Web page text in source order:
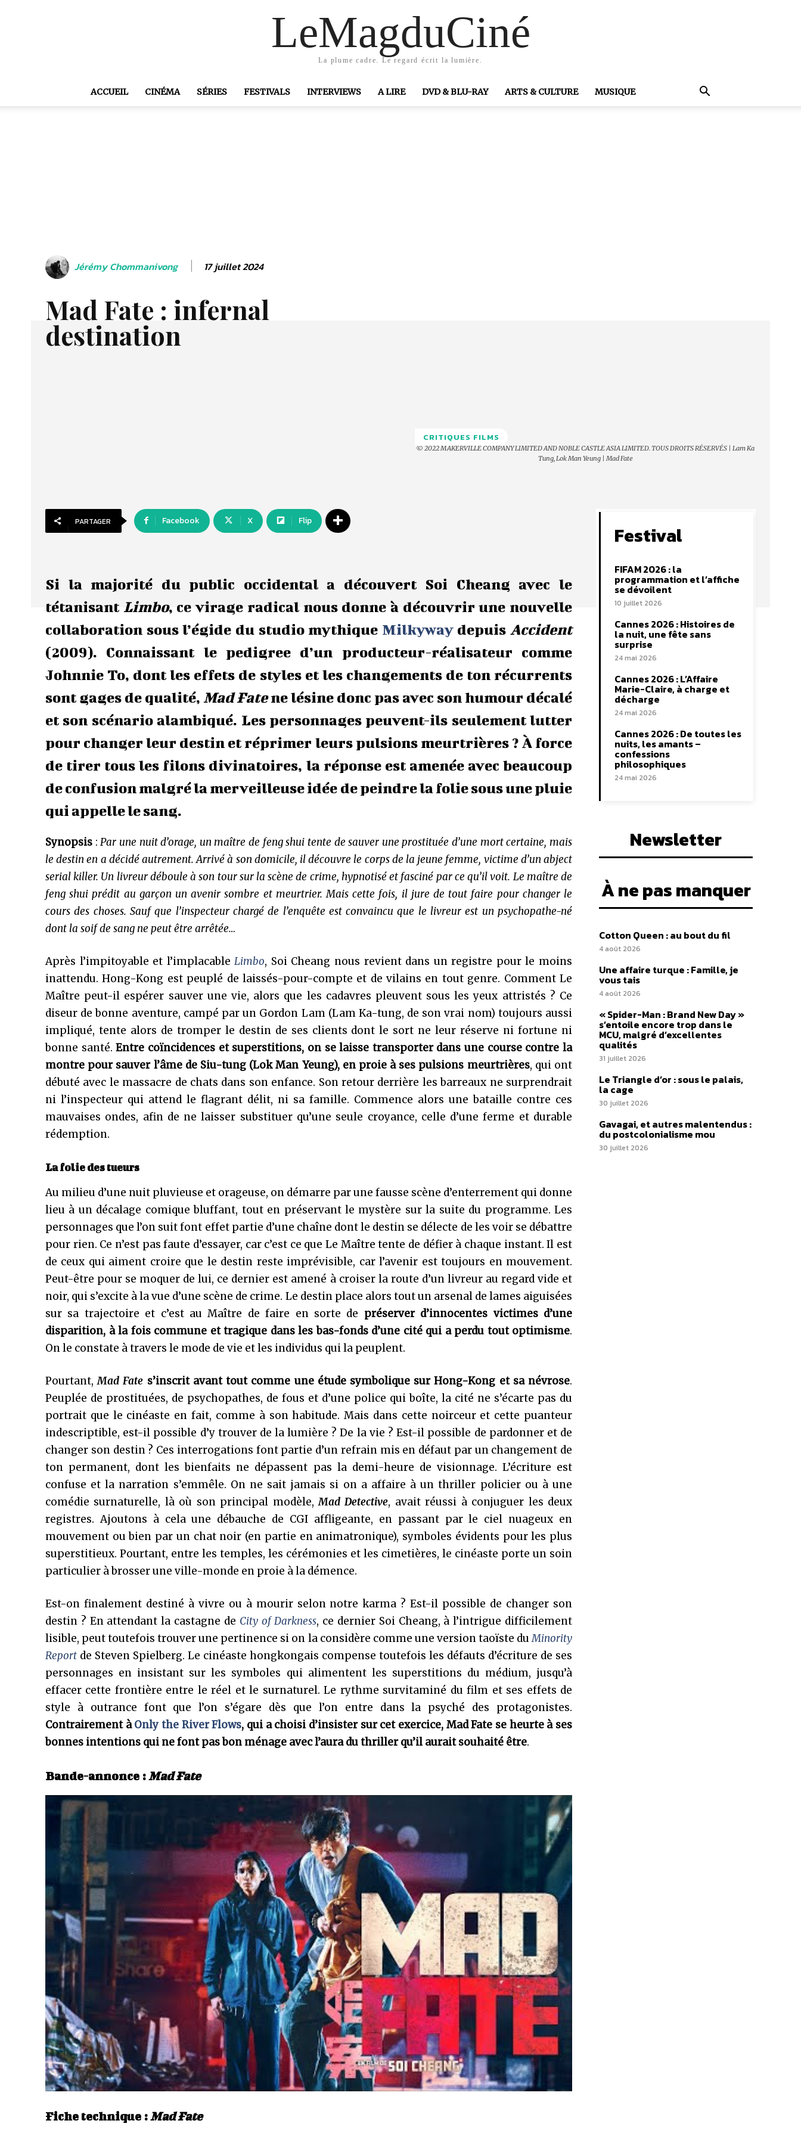
LeMagduCiné
La plume cadre. Le regard écrit la lumière.
ACCUEIL CINÉMA SÉRIES FESTIVALS INTERVIEWS A LIRE DVD & BLU-RAY ARTS & CULTURE MUSIQUE
Jérémy Chommanivong 17 juillet 2024
Mad Fate : infernal
destination
CRITIQUES FILMS
© 2022 MAKERVILLE COMPANY LIMITED AND NOBLE CASTLE ASIA LIMITED. TOUS DROITS RÉSERVÉS | Lam Ka
Tung, Lok Man Yeung | Mad Fate
PARTAGER Facebook X Flip
Si la majorité du public occidental a découvert Soi Cheang avec le
tétanisant Limbo, ce virage radical nous donne à découvrir une nouvelle
collaboration sous l’égide du studio mythique Milkywaydepuis Accident
(2009). Connaissant le pedigree d’un producteur-réalisateur comme
Johnnie To, dont les effets de styles et les changements de ton récurrents
sont gages de qualité, Mad Fatene lésine donc pas avec son humour décalé
et son scénario alambiqué. Les personnages peuvent-ils seulement lutter
pour changer leur destin et réprimer leurs pulsions meurtrières ? À force
de tirer tous les filons divinatoires, la réponse est amenée avec beaucoup
de confusion malgré la merveilleuse idée de peindre la folie sous une pluie
qui appelle le sang.
Synopsis :Par une nuit d’orage, un maître de feng shui tente de sauver une prostituée d’une mort certaine, mais
le destin en a décidé autrement. Arrivé à son domicile, il découvre le corps de la jeune femme, victime d’un abject
serial killer. Un livreur déboule à son tour sur la scène de crime, hypnotisé et fasciné par ce qu’il voit. Le maître de
feng shui prédit au garçon un avenir sombre et meurtrier. Mais cette fois, il jure de tout faire pour changer le
cours des choses. Sauf que l’inspecteur chargé de l’enquête est convaincu que le livreur est un psychopathe-né
dont la soif de sang ne peut être arrêtée…
Après l’impitoyable et l’implacableLimbo, Soi Cheang nous revient dans un registre pour le moins
inattendu. Hong-Kong est peuplé de laissés-pour-compte et de vilains en tout genre. Comment Le
Maître peut-il espérer sauver une vie, alors que les cadavres pleuvent sous les yeux attristés ? Ce
diseur de bonne aventure, campé par un Gordon Lam (Lam Ka-tung, de son vrai nom) toujours aussi
impliqué, tente alors de tromper le destin de ses clients dont le sort ne leur réserve ni fortune ni
bonne santé.Entre coïncidences et superstitions, on se laisse transporter dans une course contre la
montre pour sauver l’âme de Siu-tung (Lok Man Yeung), en proie à ses pulsions meurtrières, qui ont
débuté avec le massacre de chats dans son enfance. Son retour derrière les barreaux ne surprendrait
ni l’inspecteur qui attend le flagrant délit, ni sa famille. Commence alors une bataille contre ces
mauvaises ondes, afin de ne laisser substituer qu’une seule croyance, celle d’une ferme et durable
rédemption.
La folie des tueurs
Au milieu d’une nuit pluvieuse et orageuse, on démarre par une fausse scène d’enterrement qui donne
lieu à un décalage comique bluffant, tout en préservant le mystère sur la suite du programme. Les
personnages que l’on suit font effet partie d’une chaîne dont le destin se délecte de les voir se débattre
pour rien. Ce n’est pas faute d’essayer, car c’est ce que Le Maître tente de défier à chaque instant. Il est
de ceux qui aiment croire que le destin reste imprévisible, car l’avenir est toujours en mouvement.
Peut-être pour se moquer de lui, ce dernier est amené à croiser la route d’un livreur au regard vide et
noir, qui s’excite à la vue d’une scène de crime. Le destin place alors tout un arsenal de lames aiguisées
sur sa trajectoire et c’est au Maître de faire en sorte de préserver d’innocentes victimes d’une
disparition, à la fois commune et tragique dans les bas-fonds d’une cité qui a perdu tout optimisme.
On le constate à travers le mode de vie et les individus qui la peuplent.
Pourtant,Mad Fate s’inscrit avant tout comme une étude symbolique sur Hong-Kong et sa névrose.
Peuplée de prostituées, de psychopathes, de fous et d’une police qui boîte, la cité ne s’écarte pas du
portrait que le cinéaste en fait, comme à son habitude. Mais dans cette noirceur et cette puanteur
indescriptible, est-il possible d’y trouver de la lumière ? De la vie ? Est-il possible de pardonner et de
changer son destin ? Ces interrogations font partie d’un refrain mis en défaut par un changement de
ton permanent, dont les bienfaits ne dépassent pas la demi-heure de visionnage. L’écriture est
confuse et la narration s’emmêle. On ne sait jamais si on a affaire à un thriller policier ou à une
comédie surnaturelle, là où son principal modèle,Mad Detective, avait réussi à conjuguer les deux
registres. Ajoutons à cela une débauche de CGI affligeante, en passant par le ciel nuageux en
mouvement ou bien par un chat noir (en partie en animatronique), symboles évidents pour les plus
superstitieux. Pourtant, entre les temples, les cérémonies et les cimetières, le cinéaste porte un soin
particulier à brosser une ville-monde en proie à la démence.
Est-on finalement destiné à vivre ou à mourir selon notre karma ? Est-il possible de changer son
destin ? En attendant la castagne de City of Darkness, ce dernier Soi Cheang, à l’intrigue difficilement
lisible, peut toutefois trouver une pertinence si on la considère comme une version taoïste duMinority
Report de Steven Spielberg. Le cinéaste hongkongais compense toutefois les défauts d’écriture de ses
personnages en insistant sur les symboles qui alimentent les superstitions du médium, jusqu’à
effacer cette frontière entre le réel et le surnaturel. Le rythme survitaminé du film et ses effets de
style à outrance font que l’on s’égare dès que l’on entre dans la psyché des protagonistes.
Contrairement àOnly the River Flows, qui a choisi d’insister sur cet exercice, Mad Fate se heurte à ses
bonnes intentions qui ne font pas bon ménage avec l’aura du thriller qu’il aurait souhaité être.
Bande-annonce :Mad Fate
Fiche technique :Mad Fate
Festival
FIFAM 2026 : la
programmation et l’affiche
se dévoilent
10 juillet 2026
Cannes 2026 : Histoires de
la nuit, une fête sans
surprise
24 mai 2026
Cannes 2026 : L’Affaire
Marie-Claire, à charge et
décharge
24 mai 2026
Cannes 2026 : De toutes les
nuits, les amants –
confessions
philosophiques
24 mai 2026
Newsletter
À ne pas manquer
Cotton Queen : au bout du fil
4 août 2026
Une affaire turque : Famille, je
vous tais
4 août 2026
« Spider-Man : Brand New Day »
s’entoile encore trop dans le
MCU, malgré d’excellentes
qualités
31 juillet 2026
Le Triangle d’or : sous le palais,
la cage
30 juillet 2026
Gavagai, et autres malentendus :
du postcolonialisme mou
30 juillet 2026